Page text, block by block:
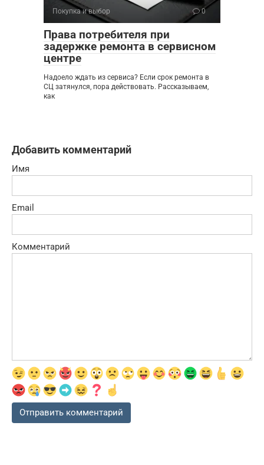
Покупка и выбор 0
Права потребителя при
задержке ремонта в сервисном
центре
Надоело ждать из сервиса? Если срок ремонта в
СЦ затянулся, пора действовать. Рассказываем,
как
Добавить комментарий
Имя
Email
Комментарий